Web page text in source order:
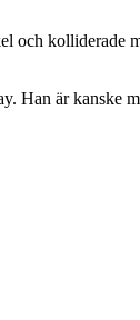
och
Han är kanske